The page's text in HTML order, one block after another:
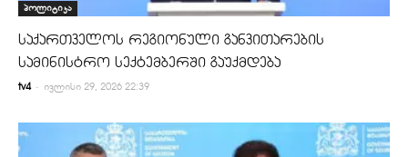
პოლიტიკა
საქართველოს რეგიონული განვითარების
სამინისტრო სექტემბერში გაუქმდება
tv4 - ივლისი 29, 2026 22:39